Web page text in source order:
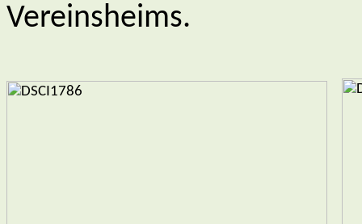
Vereinsheims.